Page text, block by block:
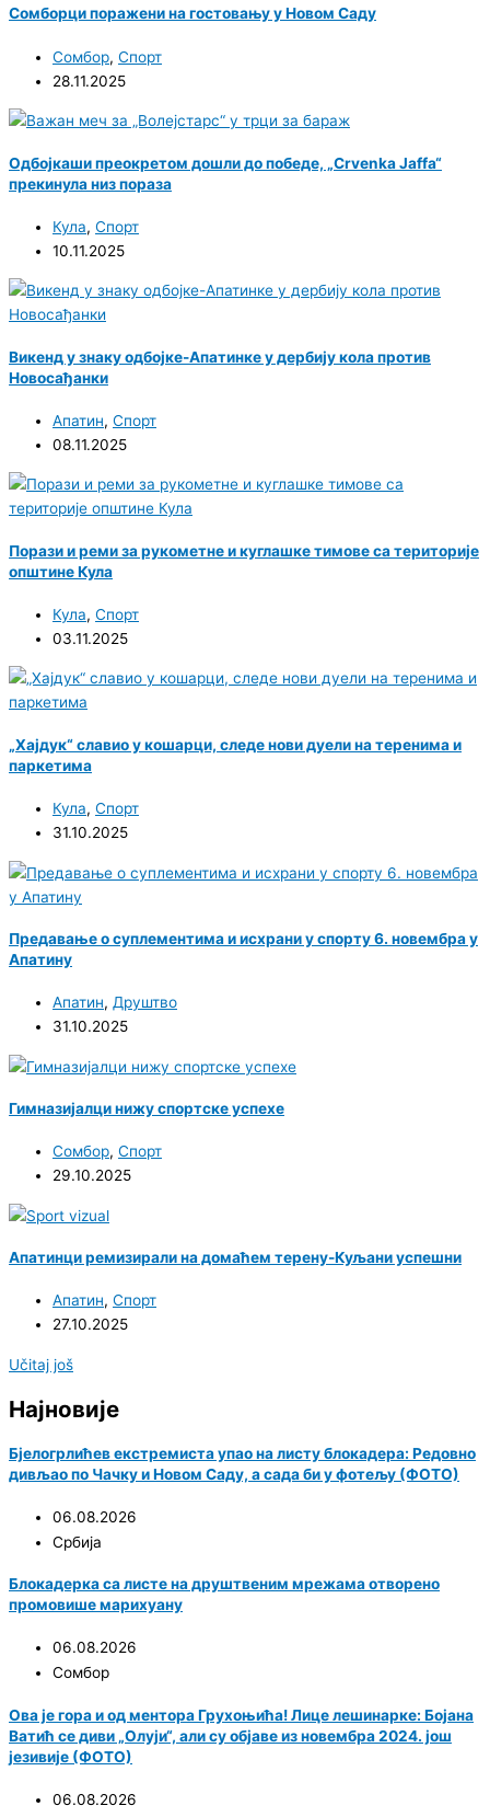
Сомборци поражени на гостовању у Новом Саду
Сомбор, Спорт
28.11.2025
Одбојкаши преокретом дошли до победе, „Crvenka Jaffa“
прекинула низ пораза
Кула, Спорт
10.11.2025
Викенд у знаку одбојке-Апатинке у дербију кола против
Новосађанки
Апатин, Спорт
08.11.2025
Порази и реми за рукометне и куглашке тимове са територије
општине Кула
Кула, Спорт
03.11.2025
„Хајдук“ славио у кошарци, следе нови дуели на теренима и
паркетима
Кула, Спорт
31.10.2025
Предавање о суплементима и исхрани у спорту 6. новембра у
Апатину
Апатин, Друштво
31.10.2025
Гимназијалци нижу спортске успехе
Сомбор, Спорт
29.10.2025
Апатинци ремизирали на домаћем терену-Куљани успешни
Апатин, Спорт
27.10.2025
Učitaj još
Најновије
Бјелогрлићев екстремиста упао на листу блокадера: Редовно
дивљао по Чачку и Новом Саду, а сада би у фотељу (ФОТО)
06.08.2026
Србија
Блокадерка са листе на друштвеним мрежама отворено
промовише марихуану
06.08.2026
Сомбор
Ова је гора и од ментора Грухоњића! Лице лешинарке: Бојана
Ватић се диви „Олуји“, али су објаве из новембра 2024. још
језивије (ФОТО)
06.08.2026